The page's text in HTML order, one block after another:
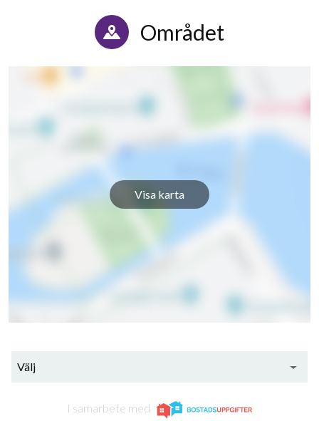
Området
Visa karta
Välj
I samarbete med